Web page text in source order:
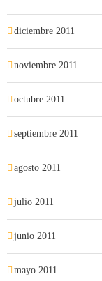
diciembre 2011
noviembre 2011
octubre 2011
septiembre 2011
agosto 2011
julio 2011
junio 2011
mayo 2011